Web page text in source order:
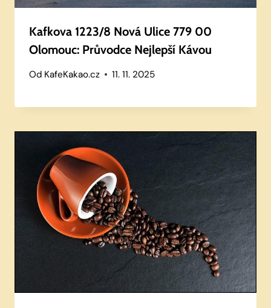
Kafkova 1223/8 Nová Ulice 779 00
Olomouc: Průvodce Nejlepší Kávou
Od KafeKakao.cz 11. 11. 2025